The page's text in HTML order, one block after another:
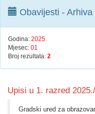
Obavijesti - Arhiva
Godina: 2025
Mjesec: 01
Broj rezultata: 2
Upisi u 1. razred
Gradski ured za